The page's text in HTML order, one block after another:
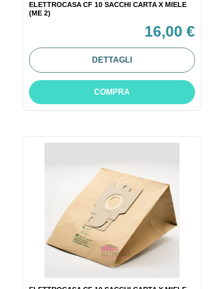
ELETTROCASA CF 10 SACCHI CARTA X MIELE
(ME 2)
16,00 €
DETTAGLI
COMPRA